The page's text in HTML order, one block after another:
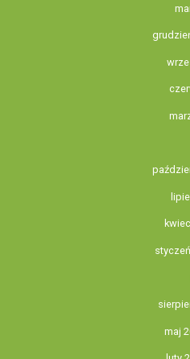
maj